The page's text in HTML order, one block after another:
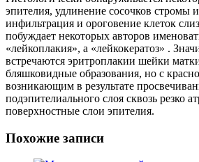
эпителия, удлинение сосочков стромы
инфильтрация и ороговение клеток
побуждает некоторых авторов
«лейкоплакия», а «лейкокератоз» .
встречаются эритроплакии шейки
бляшковидные образования, но с
возникающим в результате
подэпителиального слоя сквозь резко
поверхностные слои эпителия.
Похожие записи